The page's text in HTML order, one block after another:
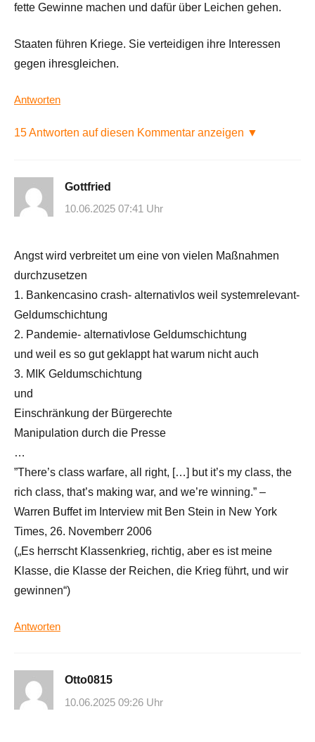
fette Gewinne machen und dafür über Leichen gehen.
Staaten führen Kriege. Sie verteidigen ihre Interessen
gegen ihresgleichen.
Antworten
15 Antworten auf diesen Kommentar anzeigen ▼
Gottfried
10.06.2025 07:41 Uhr
Angst wird verbreitet um eine von vielen Maßnahmen
durchzusetzen
1. Bankencasino crash- alternativlos weil systemrelevant-
Geldumschichtung
2. Pandemie- alternativlose Geldumschichtung
und weil es so gut geklappt hat warum nicht auch
3. MIK Geldumschichtung
und
Einschränkung der Bürgerechte
Manipulation durch die Presse
…
”There’s class warfare, all right, […] but it’s my class, the
rich class, that’s making war, and we’re winning.” –
Warren Buffet im Interview mit Ben Stein in New York
Times, 26. Novemberr 2006
(„Es herrscht Klassenkrieg, richtig, aber es ist meine
Klasse, die Klasse der Reichen, die Krieg führt, und wir
gewinnen“)
Antworten
Otto0815
10.06.2025 09:26 Uhr